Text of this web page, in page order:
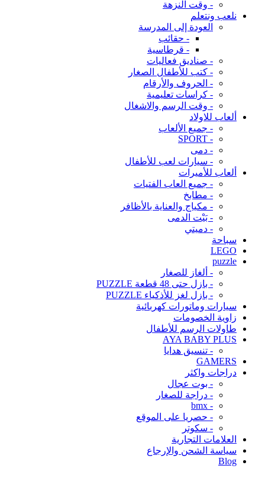
- وقت النزهة
نلعب ونتعلم
العودة إلى المدرسة
- حقائب
- قرطاسية
- صناديق فعاليات
- كتب للأطفال الصغار
- الحروف والأرقام
- كراسات تعليمية
- وقت الرسم والاشغال
ألعاب للاولاد
- جميع الألعاب
- SPORT
- دمى
- سيارات لعب للأطفال
ألعاب للأميرات
- جميع العاب الفتيات
- مطابخ
- مكياج والعناية بالأظافر
- بَيْت الدمى
- دميتي
سباحة
LEGO
puzzle
- ألغاز للصغار
- بازل حتى 48 قطعة PUZZLE
- بازل لغز للأذكياء PUZZLE
سيارات وماتورات كهربائية
زاوية الخصومات
طاولات الرسم للأطفال
AYA BABY PLUS
- تنسيق هدايا
GAMERS
دراجات واكثر
- بوت عجال
- دراجة للصغار
- bmx
- حصريا على الموقع
- سكوتر
العلامات التجارية
سياسة الشحن والإرجاع
Blog